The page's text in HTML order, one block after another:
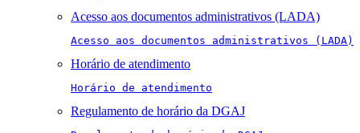
Acesso aos documentos administrativos (LADA)
Acesso aos documentos administrativos (LADA)
Horário de atendimento
Horário de atendimento
Regulamento de horário da DGAJ